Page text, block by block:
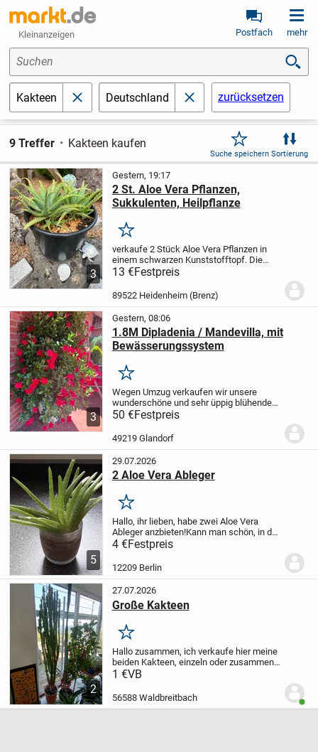
Kleinanzeigen Postfach mehr
Suchen
Kakteen schließenDeutschland schließenzurücksetzen
9 Treffer Kakteen kaufen
Suche speichern Sortierung
3
Gestern, 19:17
2 St. Aloe Vera Pflanzen,
Sukkulenten, Heilpflanze
Merken
verkaufe 2 Stück Aloe Vera Pflanzen in
einem schwarzen Kunststofftopf. Die
Pflanzen haben mehrere kleine Ableger (
siehe Fotos ). Die Pflanzen sind nicht
winterfest.Topfhöhe: ca. 21 cm
13 €Festpreis
89522 Heidenheim (Brenz)
3
Gestern, 08:06
1.8M Dipladenia / Mandevilla, mit
Bewässerungssystem
Merken
Wegen Umzug verkaufen wir unsere
wunderschöne und sehr üppig blühende
Dipladenia (Mandevilla) mit leuchtend
roten Blüten.
Jahren in unserem Besitz, ist extrem
50 €Festpreis
49219 Glandorf
5
29.07.2026
2 Aloe Vera Ableger
Merken
Hallo, ihr lieben, habe zwei Aloe Vera
Ableger anzbieten!Kann man schön, in der
Küche, auf das Fensterbrett stellen. Nicht
für Beet und Balkon geeignet.
Interesse hat, bitte melden.
4 €Festpreis
12209 Berlin
2
27.07.2026
Große Kakteen
Merken
Hallo zusammen, ich verkaufe hier meine
beiden Kakteen, einzeln oder zusammen,
da sie mir nun zu groß werden. 2m sind
aber seid fair und nicht unverschämt....
1 €VB
56588 Waldbreitbach